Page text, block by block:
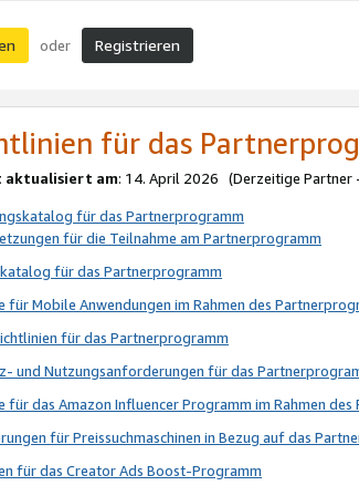
oder Registrieren
für das
am: 14. April 2026 (Derzeitige Partner
für das Partnerprogramm
für die Teilnahme am Partnerprogramm
für das Partnerprogramm
für Mobile Anwendungen im Rahmen des
für das Partnerprogramm
und Nutzungsanforderungen für das
für das Amazon Influencer Programm im Rahmen
für Preissuchmaschinen in Bezug auf das
für das Creator Ads Boost-Programm